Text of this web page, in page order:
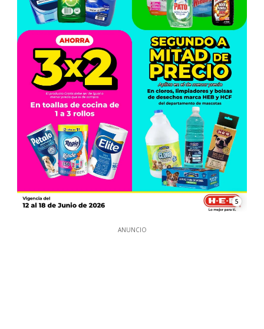
5
ANUNCIO